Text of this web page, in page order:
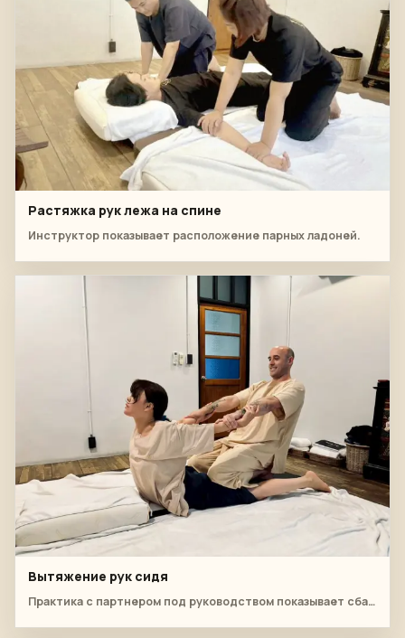
Растяжка рук лежа на спине
Инструктор показывает расположение парных ладоней.
Вытяжение рук сидя
Практика с партнером под руководством показывает сбалансированное вытягивание рук из положения сидя.